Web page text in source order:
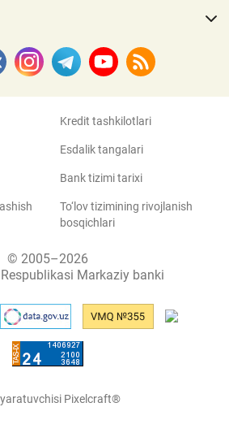
Kredit tashkilotlari
Esdalik tangalari
Bank tizimi tarixi
To‘lov tizimining rivojlanish
bosqichlari
© 2005–2026
Respublikasi Markaziy banki
Pixelcraft®